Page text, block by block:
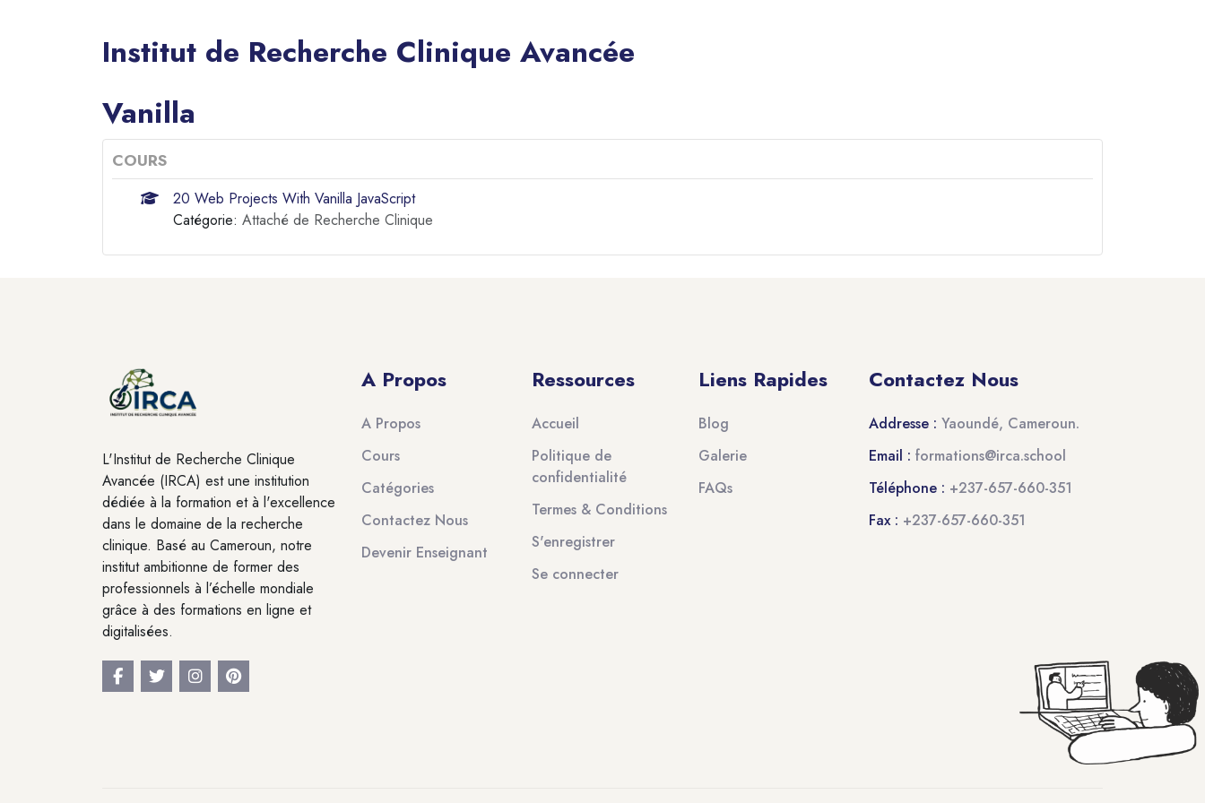
Institut de Recherche Clinique Avancée
Blocs
Vanilla
COURS
20 Web Projects With Vanilla JavaScript
Catégorie: Attaché de Recherche Clinique
L'Institut de Recherche Clinique
Avancée (IRCA) est une institution
dédiée à la formation et à l'excellence
dans le domaine de la recherche
clinique. Basé au Cameroun, notre
institut ambitionne de former des
professionnels à l’échelle mondiale
grâce à des formations en ligne et
digitalisées.
A Propos
A Propos
Cours
Catégories
Contactez Nous
Devenir Enseignant
Ressources
Accueil
Politique de
confidentialité
Termes & Conditions
S'enregistrer
Se connecter
Liens Rapides
Blog
Galerie
FAQs
Contactez Nous
Addresse : Yaoundé, Cameroun.
Email : formations@irca.school
Téléphone : +237-657-660-351
Fax : +237-657-660-351